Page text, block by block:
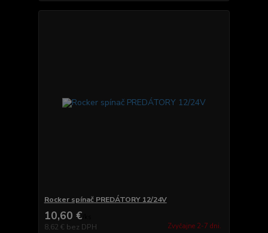
Rocker spínač PREDÁTORY 12/24V
10,60 €
8,62 € bez DPH Zvyčajne 2-7 dni.